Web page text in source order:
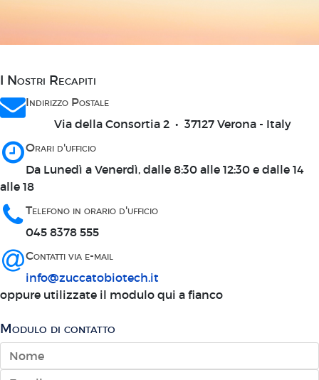
I Nostri Recapiti
Indirizzo Postale
Via della Consortia 2 • 37127 Verona - Italy
Orari d'ufficio
Da Lunedì a Venerdì, dalle 8:30 alle 12:30 e dalle 14
alle 18
Telefono in orario d'ufficio
045 8378 555
Contatti via e-mail
info@zuccatobiotech.it
oppure utilizzate il modulo qui a fianco
Modulo di contatto